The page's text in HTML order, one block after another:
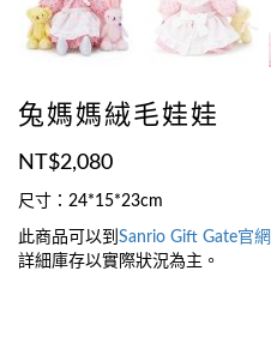
兔媽媽絨毛娃娃
NT$2,080
尺寸：24*15*23cm
此商品可以到 Sanrio Gift Gate官網
詳細庫存以實際狀況為主。